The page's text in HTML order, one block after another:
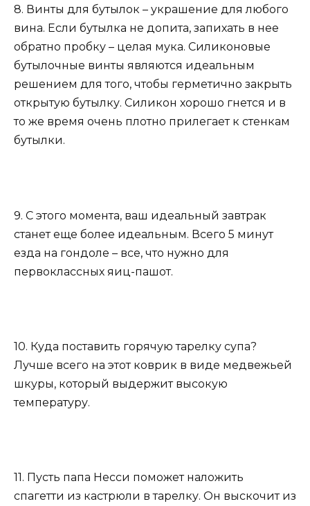
8. Винты для бутылок – украшение для любого
вина. Если бутылка не допита, запихать в нее
обратно пробку – целая мука. Силиконовые
бутылочные винты являются идеальным
решением для того, чтобы герметично закрыть
открытую бутылку. Силикон хорошо гнется и в
то же время очень плотно прилегает к стенкам
бутылки.
9. С этого момента, ваш идеальный завтрак
станет еще более идеальным. Всего 5 минут
езда на гондоле – все, что нужно для
первоклассных яиц-пашот.
10. Куда поставить горячую тарелку супа?
Лучше всего на этот коврик в виде медвежьей
шкуры, который выдержит высокую
температуру.
11. Пусть папа Несси поможет наложить
спагетти из кастрюли в тарелку. Он выскочит из